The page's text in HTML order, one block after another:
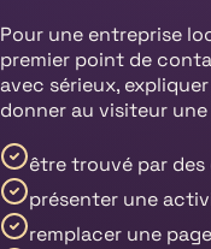
Pour une entreprise
premier point de
avec sérieux,
donner au visiteur
être trouvé par
présenter une
remplacer une